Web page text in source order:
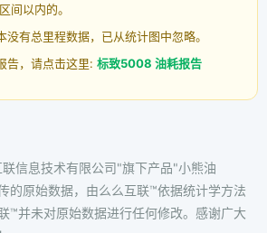
间以内的。
有总里程数据，已从统计图中忽略。
告，请点击这里: 标致5008 油耗报告
信息技术有限公司"旗下产品"小熊油
的原始数据，由么么互联™依据统计学方法
™并未对原始数据进行任何修改。感谢广大